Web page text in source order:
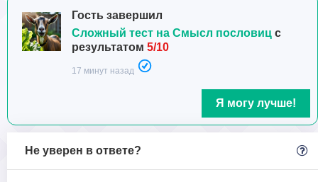
Гость завершил
Сложный тест на Смысл пословиц с
результатом 5/10
17 минут назад
Я могу лучше!
Не уверен в ответе?